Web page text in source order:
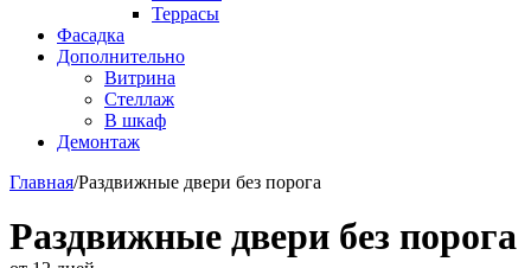
Террасы
Фасадка
Дополнительно
Витрина
Стеллаж
В шкаф
Демонтаж
Главная/Раздвижные двери без порога
Раздвижные двери без порога